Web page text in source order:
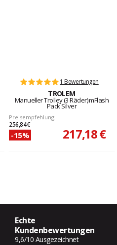
1 Bewertungen
TROLEM
Manueller Trolley (3 Räder) mFlash
Pack Silver
Preisempfehlung
256,84 €
-15% 217,18 €
Echte
Kundenbewertungen
9,6/10 Ausgezeichnet